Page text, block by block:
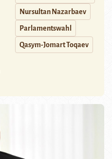
Nursultan Nazarbaev
Parlamentswahl
Qasym-Jomart Toqaev